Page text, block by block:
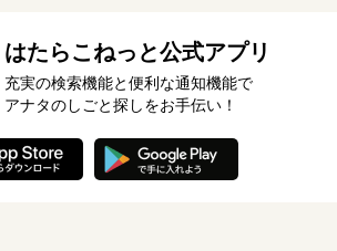
はたらこねっと公式アプリ
充実の検索機能と便利な通知機能で
アナタのしごと探しをお手伝い！